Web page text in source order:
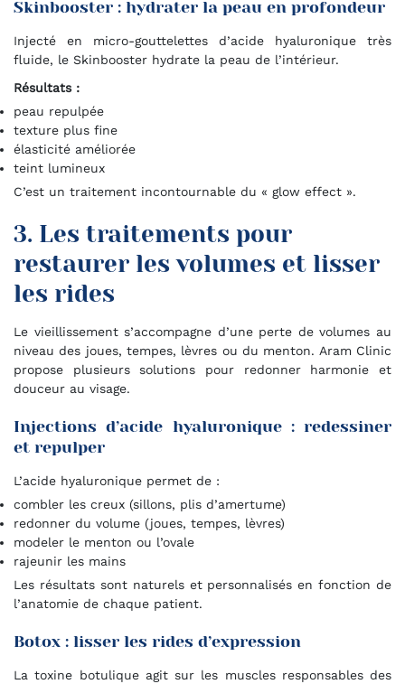
Skinbooster : hydrater la peau en profondeur
Injecté en micro-gouttelettes d’acide hyaluronique très
fluide, le Skinbooster hydrate la peau de l’intérieur.
Résultats :
peau repulpée
texture plus fine
élasticité améliorée
teint lumineux
C’est un traitement incontournable du « glow effect ».
3. Les traitements pour
restaurer les volumes et lisser
les rides
Le vieillissement s’accompagne d’une perte de volumes au
niveau des joues, tempes, lèvres ou du menton. Aram Clinic
propose plusieurs solutions pour redonner harmonie et
douceur au visage.
Injections d’acide hyaluronique : redessiner
et repulper
L’acide hyaluronique permet de :
combler les creux (sillons, plis d’amertume)
redonner du volume (joues, tempes, lèvres)
modeler le menton ou l’ovale
rajeunir les mains
Les résultats sont naturels et personnalisés en fonction de
l’anatomie de chaque patient.
Botox : lisser les rides d’expression
La toxine botulique agit sur les muscles responsables des